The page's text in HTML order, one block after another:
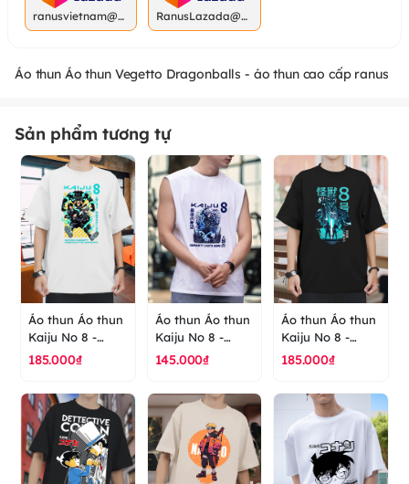
ranusvietnam@g
mail.com
RanusLazada@g
mail.com
Áo thun Áo thun Vegetto Dragonballs - áo thun cao cấp ranus
Sản phẩm tương tự
Áo thun Áo thun
Kaiju No 8 -
Defend
Monster - Anime
- áo thun cao
cấp ranus
185.000₫
Áo thun Áo thun
Kaiju No 8 -
Humanity's Last
thun cao cấp
ranus
145.000₫
Áo thun Áo thun
Kaiju No 8 -
Kaiju Transform -
cao cấp ranus
185.000₫